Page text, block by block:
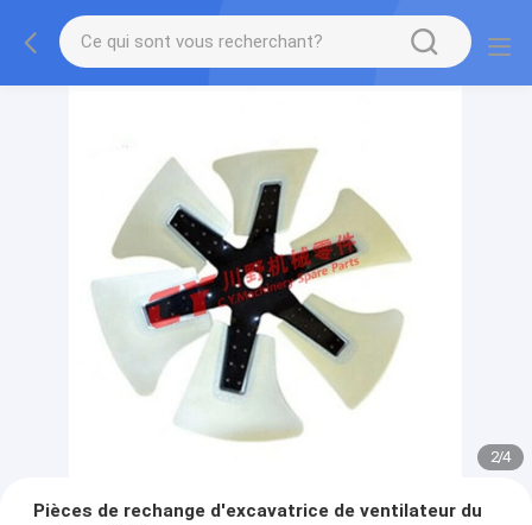
2/4
Pièces de rechange d'excavatrice de ventilateur du